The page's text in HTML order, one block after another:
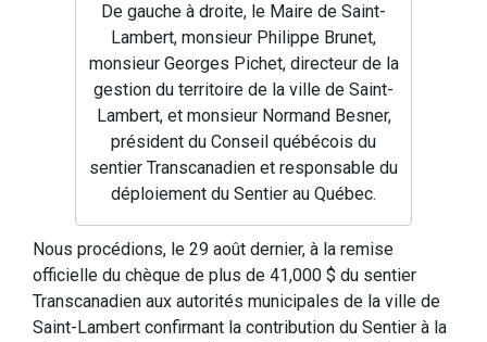
De gauche à droite, le Maire de Saint-
Lambert, monsieur Philippe Brunet,
monsieur Georges Pichet, directeur de la
gestion du territoire de la ville de Saint-
Lambert, et monsieur Normand Besner,
président du Conseil québécois du
sentier Transcanadien et responsable du
déploiement du Sentier au Québec.
Nous procédions, le 29 août dernier, à la remise
officielle du chèque de plus de 41,000 $ du sentier
Transcanadien aux autorités municipales de la ville de
Saint-Lambert confirmant la contribution du Sentier à la